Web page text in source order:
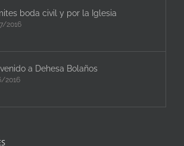
boda civil y por la Iglesia
2016
a Dehesa Bolaños
2016